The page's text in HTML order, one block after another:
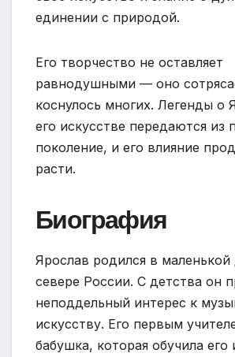
единении с природой.
Его творчество не оставляет
равнодушными — оно
коснулось многих. Легенды о
его искусстве передаются из
поколение, и его влияние
расти.
Биография
Ярослав родился в маленькой
севере России. С детства он
неподдельный интерес к
искусству. Его первым
бабушка, которая обучила его